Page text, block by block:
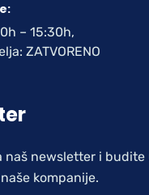
– 15:30h,
ZATVORENO
naš newsletter i budite
kompanije.